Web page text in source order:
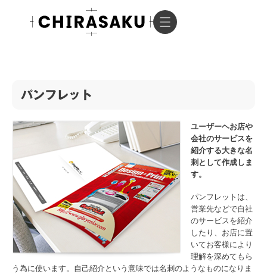
パンフレット
ユーザーヘお店や
会社のサービスを
紹介する大きな名
刺として作成しま
す。
パンフレットは、
営業先などで自社
のサービスを紹介
したり、お店に置
いてお客様により
理解を深めてもら
う為に使います。自己紹介という意味では名刺のようなものになりま